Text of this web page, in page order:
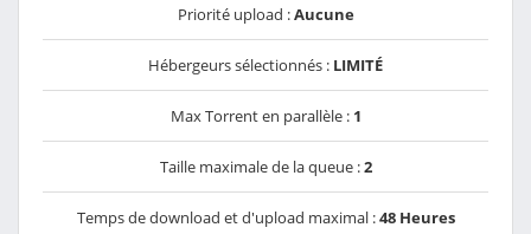
Priorité upload :Aucune
Hébergeurs sélectionnés : LIMITÉ
Max Torrent en parallèle : 1
Taille maximale de la queue :2
Temps de download et d'upload maximal :48 Heures